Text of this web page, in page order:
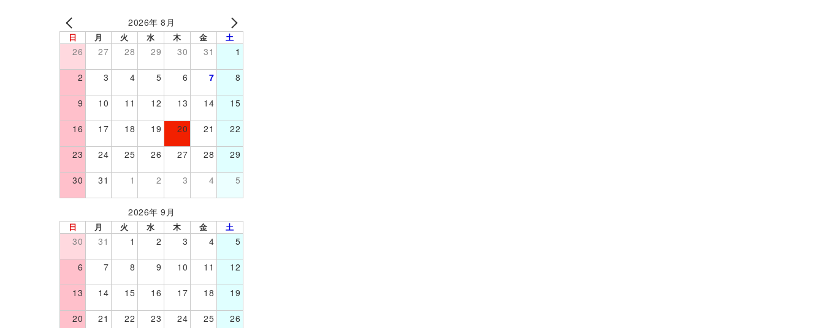
2026年 8月
日 月 火 水 木 金 土
26 27 28 29 30 31 1
2 3 4 5 6 7 8
9 10 11 12 13 14 15
16 17 18 19 20 21 22
23 24 25 26 27 28 29
30 31 1 2 3 4 5
2026年 9月
日 月 火 水 木 金 土
30 31 1 2 3 4 5
6 7 8 9 10 11 12
13 14 15 16 17 18 19
20 21 22 23 24 25 26